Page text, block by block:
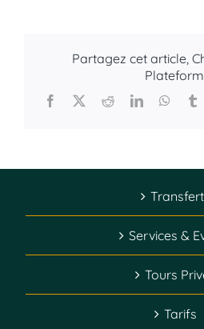
Partagez cet article,
Facebook
X RedditLinkedIn
Services &
Tours
Tarifs